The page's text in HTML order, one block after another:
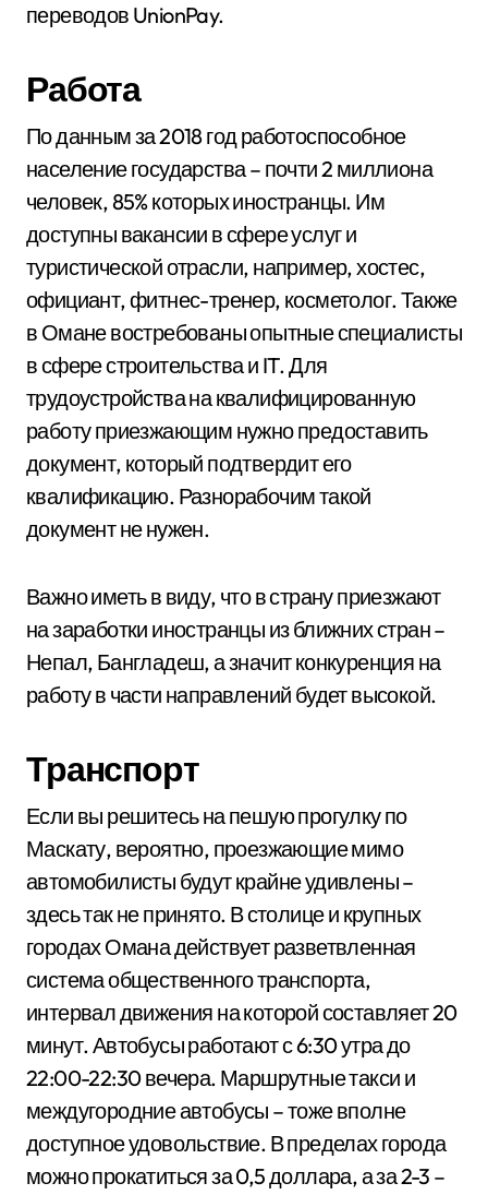
переводов UnionPay.
Работа
По данным за 2018 год работоспособное
население государства – почти 2 миллиона
человек, 85% которых иностранцы. Им
доступны вакансии в сфере услуг и
туристической отрасли, например, хостес,
официант, фитнес-тренер, косметолог. Также
в Омане востребованы опытные специалисты
в сфере строительства и IT. Для
трудоустройства на квалифицированную
работу приезжающим нужно предоставить
документ, который подтвердит его
квалификацию. Разнорабочим такой
документ не нужен.
Важно иметь в виду, что в страну приезжают
на заработки иностранцы из ближних стран –
Непал, Бангладеш, а значит конкуренция на
работу в части направлений будет высокой.
Транспорт
Если вы решитесь на пешую прогулку по
Маскату, вероятно, проезжающие мимо
автомобилисты будут крайне удивлены –
здесь так не принято. В столице и крупных
городах Омана действует разветвленная
система общественного транспорта,
интервал движения на которой составляет 20
минут. Автобусы работают с 6:30 утра до
22:00-22:30 вечера. Маршрутные такси и
междугородние автобусы – тоже вполне
доступное удовольствие. В пределах города
можно прокатиться за 0,5 доллара, а за 2-3 –